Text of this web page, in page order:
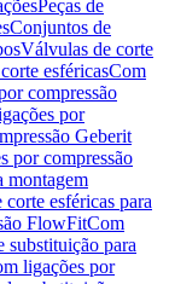
Peças de
Conjuntos de
Válvulas de corte
esféricasCom
compressão
por
Geberit
por compressão
montagem
esféricas para
FlowFitCom
substituição para
ligações por